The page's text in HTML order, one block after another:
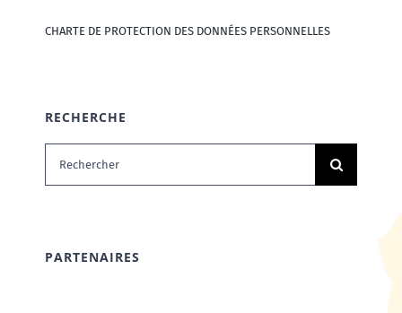
CHARTE DE PROTECTION DES DONNÉES PERSONNELLES
RECHERCHE
Rechercher:
PARTENAIRES